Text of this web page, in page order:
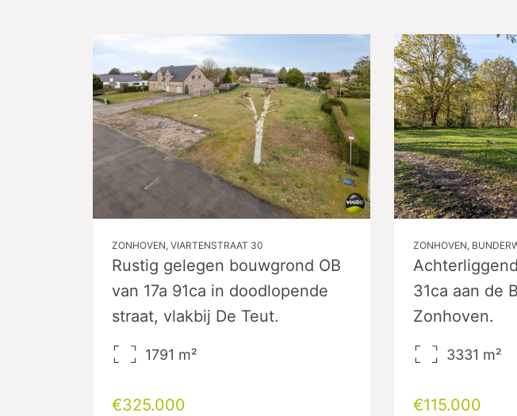
ZONHOVEN, VIARTENSTRAAT 30
Rustig gelegen bouwgrond OB
van 17a 91ca in doodlopende
straat, vlakbij De Teut.
1791 m²
€325.000
ZONHOVEN,
31ca aan de
Zonhoven.
3331 m²
€115.000